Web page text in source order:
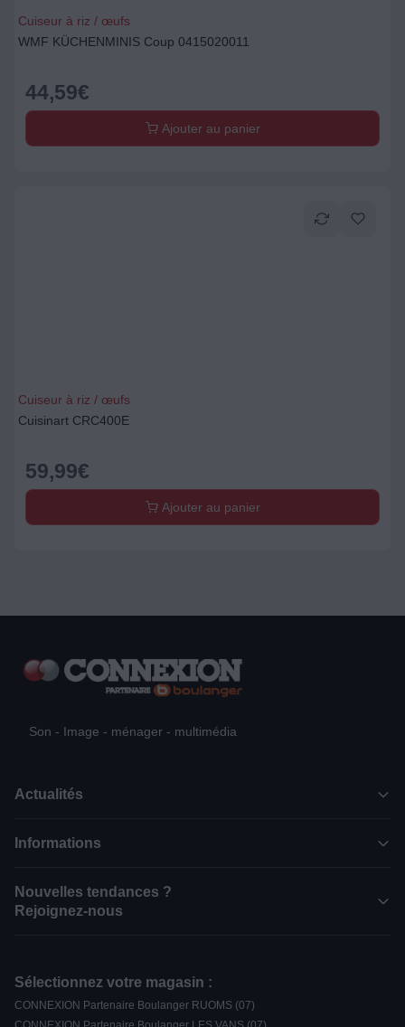
Cuiseur à riz / œufs
WMF KÜCHENMINIS Coup 0415020011
44,59€
Ajouter au panier
Cuiseur à riz / œufs
Cuisinart CRC400E
59,99€
Ajouter au panier
Son - Image - ménager - multimédia
Actualités
Informations
Nouvelles tendances ?
Rejoignez-nous
Sélectionnez votre magasin :
CONNEXION Partenaire Boulanger RUOMS (07)